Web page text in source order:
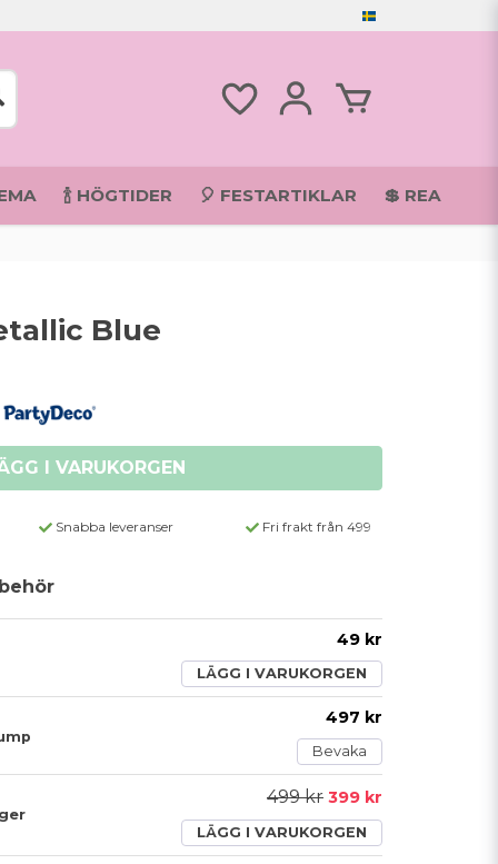
🍾 HÖGTIDER 🎈 FESTARTIKLAR 💲 REA
Blue
I VARUKORGEN
Snabba leveranser Fri frakt från 499
49 kr
LÄGG I VARUKORGEN
497 kr
Bevaka
499 kr 399 kr
LÄGG I VARUKORGEN